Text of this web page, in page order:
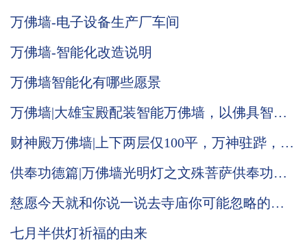
万佛墙-电子设备生产厂车间
万佛墙-智能化改造说明
万佛墙智能化有哪些愿景
万佛墙|大雄宝殿配装智能万佛墙，以佛具智
财神殿万佛墙|上下两层仅100平，万神驻跸，气
供奉功德篇|万佛墙光明灯之文殊菩萨供奉功德
慈愿今天就和你说一说去寺庙你可能忽略的小
七月半供灯祈福的由来